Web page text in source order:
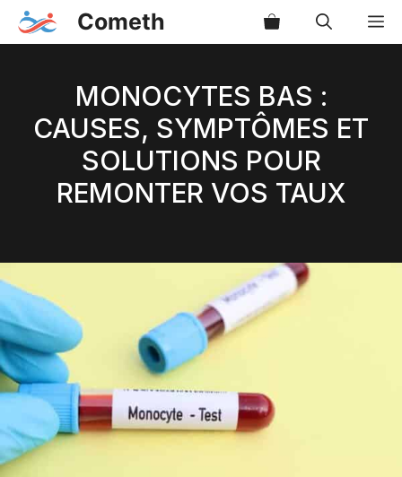
Aller
Cometh
MONOCYTES BAS :
CAUSES, SYMPTÔMES ET
SOLUTIONS POUR
REMONTER VOS TAUX